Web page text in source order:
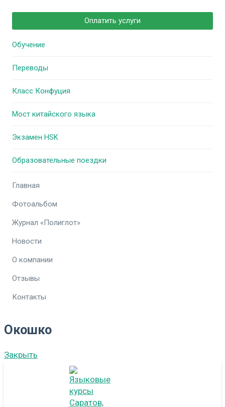
Оплатить услуги
Обучение
Переводы
Класс Конфуция
Мост китайского языка
Экзамен HSK
Образовательные поездки
Главная
Фотоальбом
Журнал «Полиглот»
Новости
О компании
Отзывы
Контакты
Окошко
Закрыть